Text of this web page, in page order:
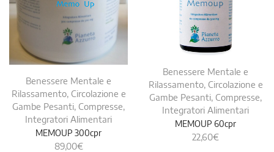
Benessere Mentale e
Rilassamento, Circolazione e
Gambe Pesanti, Compresse,
Integratori Alimentari
MEMOUP 300cpr
89,00€
Benessere Mentale e
Rilassamento, Circolazione e
Gambe Pesanti, Compresse,
Integratori Alimentari
MEMOUP 60cpr
22,60€